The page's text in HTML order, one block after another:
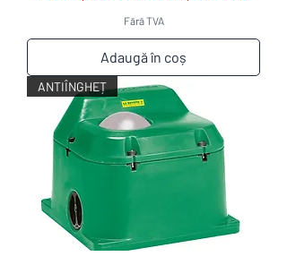
Fără TVA
Adaugă în coș
ANTIÎNGHEȚ